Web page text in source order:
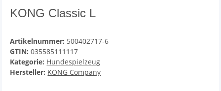
KONG Classic L
Artikelnummer: 500402717-6
GTIN: 035585111117
Kategorie: Hundespielzeug
Hersteller: KONG Company